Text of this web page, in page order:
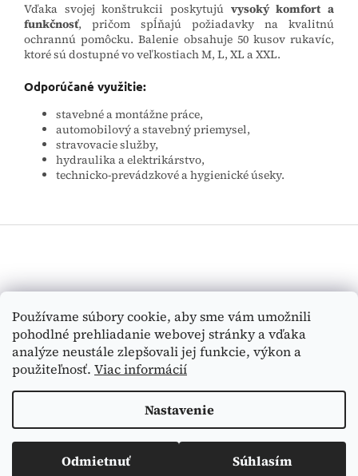
Používame súbory cookie, aby sme vám umožnili
pohodlné prehliadanie webovej stránky a vďaka
analýze neustále zlepšovali jej funkcie, výkon a
použiteľnosť. Viac informácií
Nastavenie
Odmietnuť Súhlasím
Vďaka svojej konštrukcii poskytujú vysoký komfort a
funkčnosť, pričom spĺňajú požiadavky na kvalitnú
ochrannú pomôcku. Balenie obsahuje 50 kusov rukavíc,
ktoré sú dostupné vo veľkostiach M, L, XL a XXL.
Odporúčané využitie:
stavebné a montážne práce,
automobilový a stavebný priemysel,
stravovacie služby,
hydraulika a elektrikárstvo,
technicko-prevádzkové a hygienické úseky.
ä
HĽADAŤ
Vytvoril Shoptet
Copyright 2026Medi-Tex . Všetky práva vyhradené.